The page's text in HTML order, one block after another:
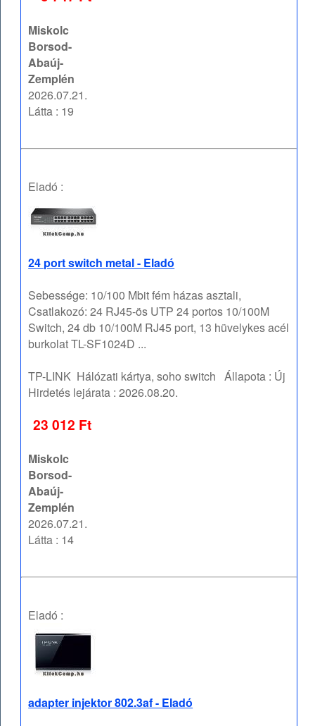
Miskolc
Borsod-
Abaúj-
Zemplén
2026.07.21.
Látta : 19
Eladó :
24 port switch metal - Eladó
Sebessége: 10/100 Mbit fém házas asztali,
Csatlakozó: 24 RJ45-ös UTP 24 portos 10/100M
Switch, 24 db 10/100M RJ45 port, 13 hüvelykes acél
burkolat TL-SF1024D ...
TP-LINK Hálózati kártya, soho switch Állapota : Új
Hirdetés lejárata :2026.08.20.
23 012 Ft
Miskolc
Borsod-
Abaúj-
Zemplén
2026.07.21.
Látta : 14
Eladó :
adapter injektor 802.3af - Eladó